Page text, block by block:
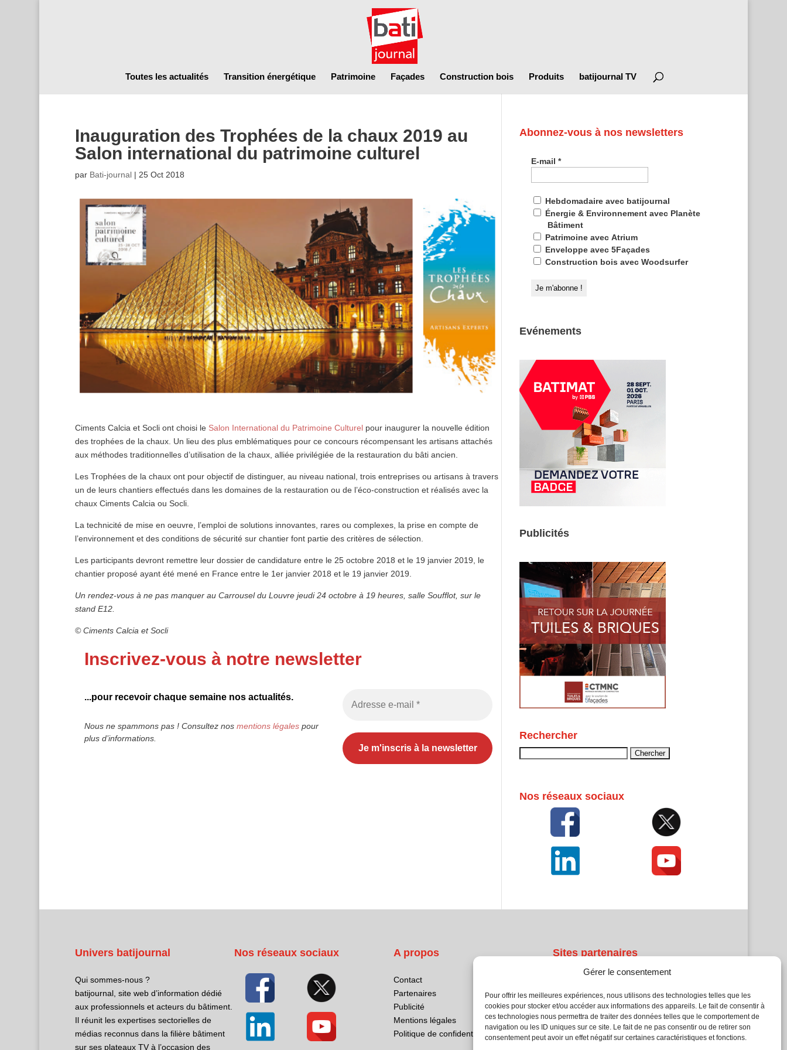
Gérer le consentement
Pour offrir les meilleures expériences, nous utilisons des technologies telles que les
cookies pour stocker et/ou accéder aux informations des appareils. Le fait de consentir à
ces technologies nous permettra de traiter des données telles que le comportement de
navigation ou les ID uniques sur ce site. Le fait de ne pas consentir ou de retirer son
consentement peut avoir un effet négatif sur certaines caractéristiques et fonctions.
Toutes les actualités Transition énergétique Patrimoine Façades Construction bois Produits batijournal TV
Inauguration des Trophées de la chaux 2019 au
Salon international du patrimoine culturel
par Bati-journal| 25 Oct 2018
Ciments Calcia et Socli ont choisi leSalon International du Patrimoine Culturelpour inaugurer la nouvelle édition
des trophées de la chaux. Un lieu des plus emblématiques pour ce concours récompensant les artisans attachés
aux méthodes traditionnelles d’utilisation de la chaux, alliée privilégiée de la restauration du bâti ancien.
Les Trophées de la chaux ont pour objectif de distinguer, au niveau national, trois entreprises ou artisans à travers
un de leurs chantiers effectués dans les domaines de la restauration ou de l’éco-construction et réalisés avec la
chaux Ciments Calcia ou Socli.
La technicité de mise en oeuvre, l’emploi de solutions innovantes, rares ou complexes, la prise en compte de
l’environnement et des conditions de sécurité sur chantier font partie des critères de sélection.
Les participants devront remettre leur dossier de candidature entre le 25 octobre 2018 et le 19 janvier 2019, le
chantier proposé ayant été mené en France entre le 1er janvier 2018 et le 19 janvier 2019.
Un rendez-vous à ne pas manquer au Carrousel du Louvre jeudi 24 octobre à 19 heures, salle Soufflot, sur le
stand E12.
© Ciments Calcia et Socli
Inscrivez-vous à notre newsletter
...pour recevoir chaque semaine nos actualités.
Nous ne spammons pas ! Consultez nos mentions légalespour
plus d’informations.
Abonnez-vous à nos newsletters
E-mail*
Hebdomadaire avec batijournal
Énergie & Environnement avec Planète
Bâtiment
Patrimoine avec Atrium
Enveloppe avec 5Façades
Construction bois avec Woodsurfer
Evénements
Publicités
Rechercher
Nos réseaux sociaux
Univers batijournal
Qui sommes-nous ?
batijournal, site web d’information dédié
aux professionnels et acteurs du bâtiment.
Il réunit les expertises sectorielles de
médias reconnus dans la filière bâtiment
sur ses plateaux TV à l’occasion des
Nos réseaux sociaux A propos
Contact
Partenaires
Publicité
Mentions légales
Politique de confidentialité
Sites partenaires
Atrium Patrimoine
Kiosque 21
L'Atelier Bois
Planète Bâtiment